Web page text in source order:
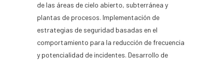
de las áreas de cielo abierto, subterránea y
plantas de procesos. Implementación de
estrategias de seguridad basadas en el
comportamiento para la reducción de frecuencia
y potencialidad de incidentes. Desarrollo de